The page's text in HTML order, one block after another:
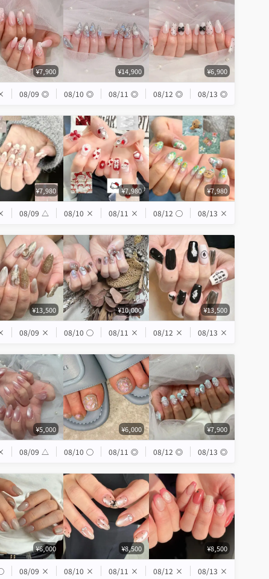
¥7,900 ¥14,900 ¥6,900
08/09 ◎ 08/10 ◎ 08/11 ◎ 08/12 ◎ 08/13 ◎
¥7,980 ¥7,980 ¥7,980
08/09 △ 08/10 × 08/11 × 08/12 ◯ 08/13 ×
¥13,500 ¥10,000 ¥13,500
08/09 × 08/10 ◯ 08/11 × 08/12 × 08/13 ×
¥5,000 ¥6,000 ¥7,900
08/09 △ 08/10 ◯ 08/11 ◎ 08/12 ◎ 08/13 ◎
¥6,000 ¥8,500 ¥8,500
08/09 × 08/10 × 08/11 × 08/12 × 08/13 ×